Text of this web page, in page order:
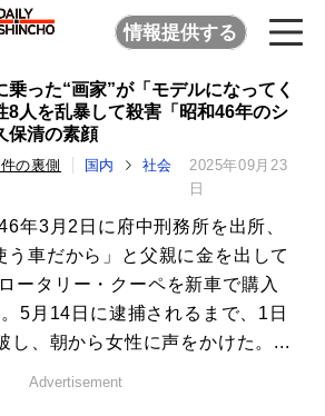
情報提供する
乗った“画家”が「モデルになってく
人を乱暴して殺害「昭和46年のシ
保清の素顔
の裏側 国内 社会
2025年09月23
日
年3月2日に府中刑務所を出所、
う車だから」と父親に金を出して
ータリー・クーペを新車で購入
5月14日に逮捕されるまで、1日
し、朝から女性に声をかけた。...
Advertisement